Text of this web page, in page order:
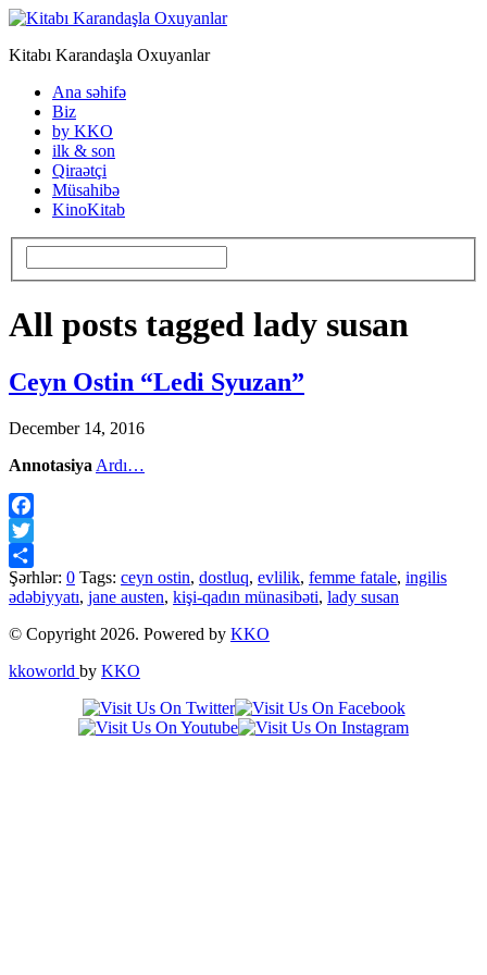
Kitabı Karandaşla Oxuyanlar
Ana səhifə
Biz
by KKO
ilk & son
Qiraətçi
Müsahibə
KinoKitab
All posts tagged lady susan
Ceyn Ostin “Ledi Syuzan”
December 14, 2016
Annotasiya Ardı…
Facebook
Twitter
Share
Şərhlər: 0 Tags: ceyn ostin, dostluq, evlilik, femme fatale, ingilis
ədəbiyyatı, jane austen, kişi-qadın münasibəti, lady susan
© Copyright 2026. Powered by KKO
kkoworld by KKO